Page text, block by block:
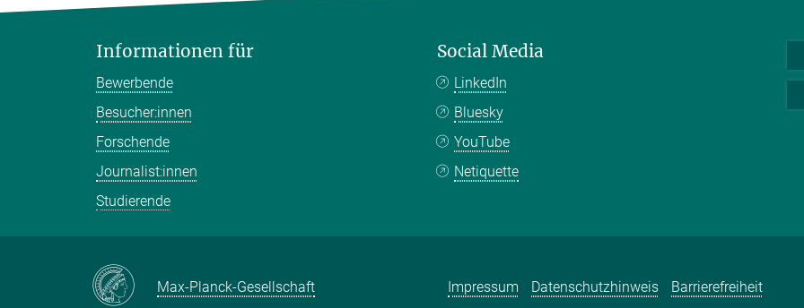
Informationen für
Bewerbende
Besucher:innen
Forschende
Journalist:innen
Studierende
Social Media
LinkedIn
Bluesky
YouTube
Netiquette
Max-Planck-Gesellschaft Impressum Datenschutzhinweis Barrierefreiheit